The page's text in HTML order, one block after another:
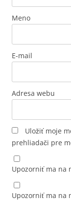
Meno
E-mail
Adresa webu
Uložiť moje
prehliadači pre
Upozorniť ma na
Upozorniť ma na